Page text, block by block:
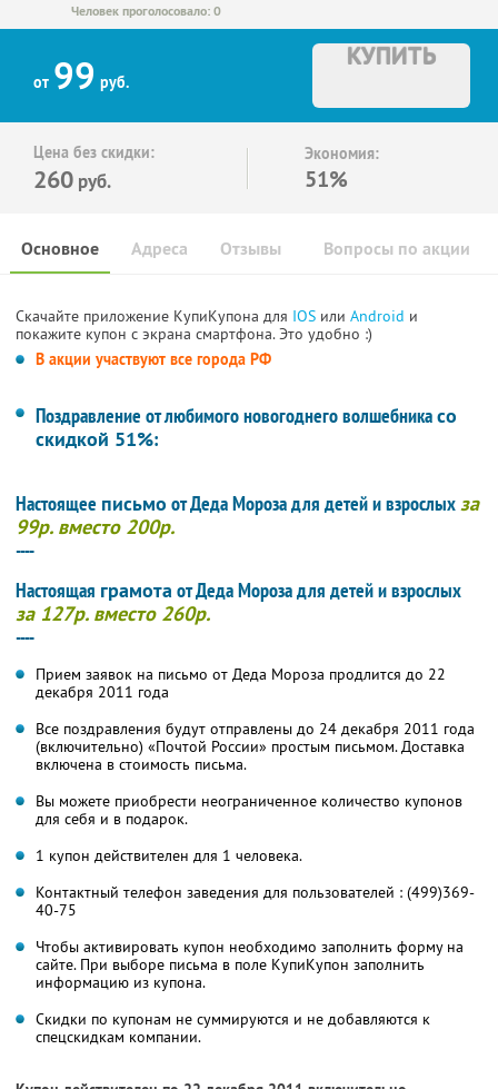
Человек проголосовало: 0
от 99 руб.
КУПИТЬ
Цена без скидки:
260 руб.
Экономия:
51%
Основное Отзывы Вопросы по акции
Адреса
Скачайте приложение КупиКупона для IOS или Android и
покажите купон с экрана смартфона. Это удобно :)
В акции участвуют все города РФ
Поздравление от любимого новогоднего волшебникасо
скидкой 51%:
Настоящее письмо от Деда Мороза для детей и взрослыхза
99р. вместо 200р.
----
Настоящая грамота от Деда Мороза для детей и взрослых
за 127р. вместо 260р.
----
Прием заявок на письмо от Деда Мороза продлится до 22
декабря 2011 года
Все поздравления будут отправлены до 24 декабря 2011 года
(включительно) «Почтой России» простым письмом. Доставка
включена в стоимость письма.
Вы можете приобрести неограниченное количество купонов
для себя и в подарок.
1 купон действителен для 1 человека.
Контактный телефон заведения для пользователей : (499)369-
40-75
Чтобы активировать купон необходимо заполнить форму на
сайте. При выборе письма в поле КупиКупон заполнить
информацию из купона.
Скидки по купонам не суммируются и не добавляются к
спецскидкам компании.